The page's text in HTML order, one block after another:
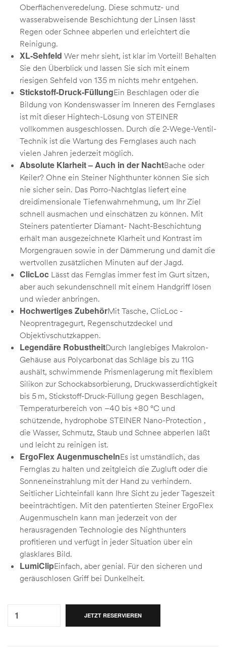
Oberflächenveredelung. Diese schmutz- und
wasserabweisende Beschichtung der Linsen lässt
Regen oder Schnee abperlen und erleichtert die
Reinigung.
XL-Sehfeld Wer mehr sieht, ist klar im Vorteil! Behalten
Sie den Überblick und lassen Sie sich mit einem
riesigen Sehfeld von 135 m nichts mehr entgehen.
Stickstoff-Druck-FüllungEin Beschlagen oder die
Bildung von Kondenswasser im Inneren des Fernglases
ist mit dieser Hightech-Lösung von STEINER
vollkommen ausgeschlossen. Durch die 2-Wege-Ventil-
Technik ist die Wartung des Fernglases auch nach
vielen Jahren jederzeit möglich.
Absolute Klarheit – Auch in der NachtBache oder
Keiler? Ohne ein Steiner Nighthunter können Sie sich
nie sicher sein. Das Porro-Nachtglas liefert eine
dreidimensionale Tiefenwahrnehmung, um Ihr Ziel
schnell ausmachen und einschätzen zu können. Mit
Steiners patentierter Diamant- Nacht-Beschichtung
erhält man ausgezeichnete Klarheit und Kontrast im
Morgengrauen sowie in der Dämmerung und damit die
wertvollen zusätzlichen Minuten auf der Jagd.
ClicLoc Lässt das Fernglas immer fest im Gurt sitzen,
aber auch sekundenschnell mit einem Handgriff lösen
und wieder anbringen.
Hochwertiges ZubehörMit Tasche, ClicLoc -
Neoprentragegurt, Regenschutzdeckel und
Objektivschutzkappen.
Legendäre RobustheitDurch langlebiges Makrolon-
Gehäuse aus Polycarbonat das Schläge bis zu 11G
aushält, schwimmende Prismenlagerung mit flexiblem
Silikon zur Schockabsorbierung, Druckwasserdichtigkeit
bis 5 m, Stickstoff-Druck-Füllung gegen Beschlagen,
Temperaturbereich von –40 bis +80 °C und
schützende, hydrophobe STEINER Nano-Protection ,
die Wasser, Schmutz, Staub und Schnee abperlen läßt
und leicht zu reinigen ist.
ErgoFlex AugenmuschelnEs ist umständlich, das
Fernglas zu halten und zeitgleich die Zugluft oder die
Sonneneinstrahlung mit der Hand zu verhindern.
Seitlicher Lichteinfall kann Ihre Sicht zu jeder Tageszeit
beeinträchtigen. Mit den patentierten Steiner ErgoFlex
Augenmuscheln kann man jederzeit von der
herausragenden Technologie des Nighthunters
profitieren und verfügt in jeder Situation über ein
glasklares Bild.
LumiClipEinfach, aber genial. Für den sicheren und
geräuschlosen Griff bei Dunkelheit.
JETZT RESERVIEREN